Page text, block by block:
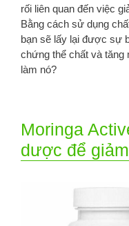
rối liên quan đến việc
Bằng cách sử dụng
bạn sẽ lấy lại được sự
chứng thể chất và tăng
làm nó?
Moringa
dược để